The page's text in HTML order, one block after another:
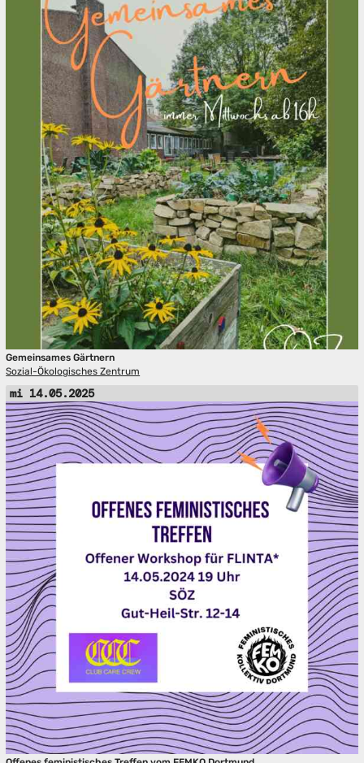
Gemeinsames Gärtnern
Sozial-Ökologisches Zentrum
mi 14.05.2025